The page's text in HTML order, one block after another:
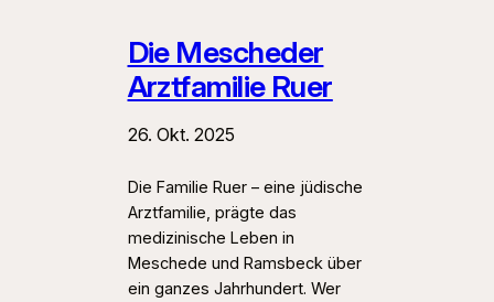
Die Mescheder
Arztfamilie Ruer
26. Okt. 2025
Die Familie Ruer – eine jüdische
Arztfamilie, prägte das
medizinische Leben in
Meschede und Ramsbeck über
ein ganzes Jahrhundert. Wer